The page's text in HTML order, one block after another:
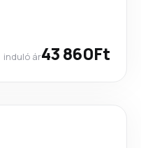
induló ár43 860Ft